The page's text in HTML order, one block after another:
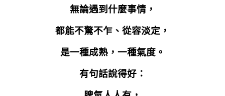
無論遇到什麼事情，
都能不驚不乍、從容淡定，
是一種成熟，一種氣度。
有句話說得好：